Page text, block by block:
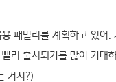
패밀리를 계획하고 있어.
리 출시되기를 많이 기대
거지?)